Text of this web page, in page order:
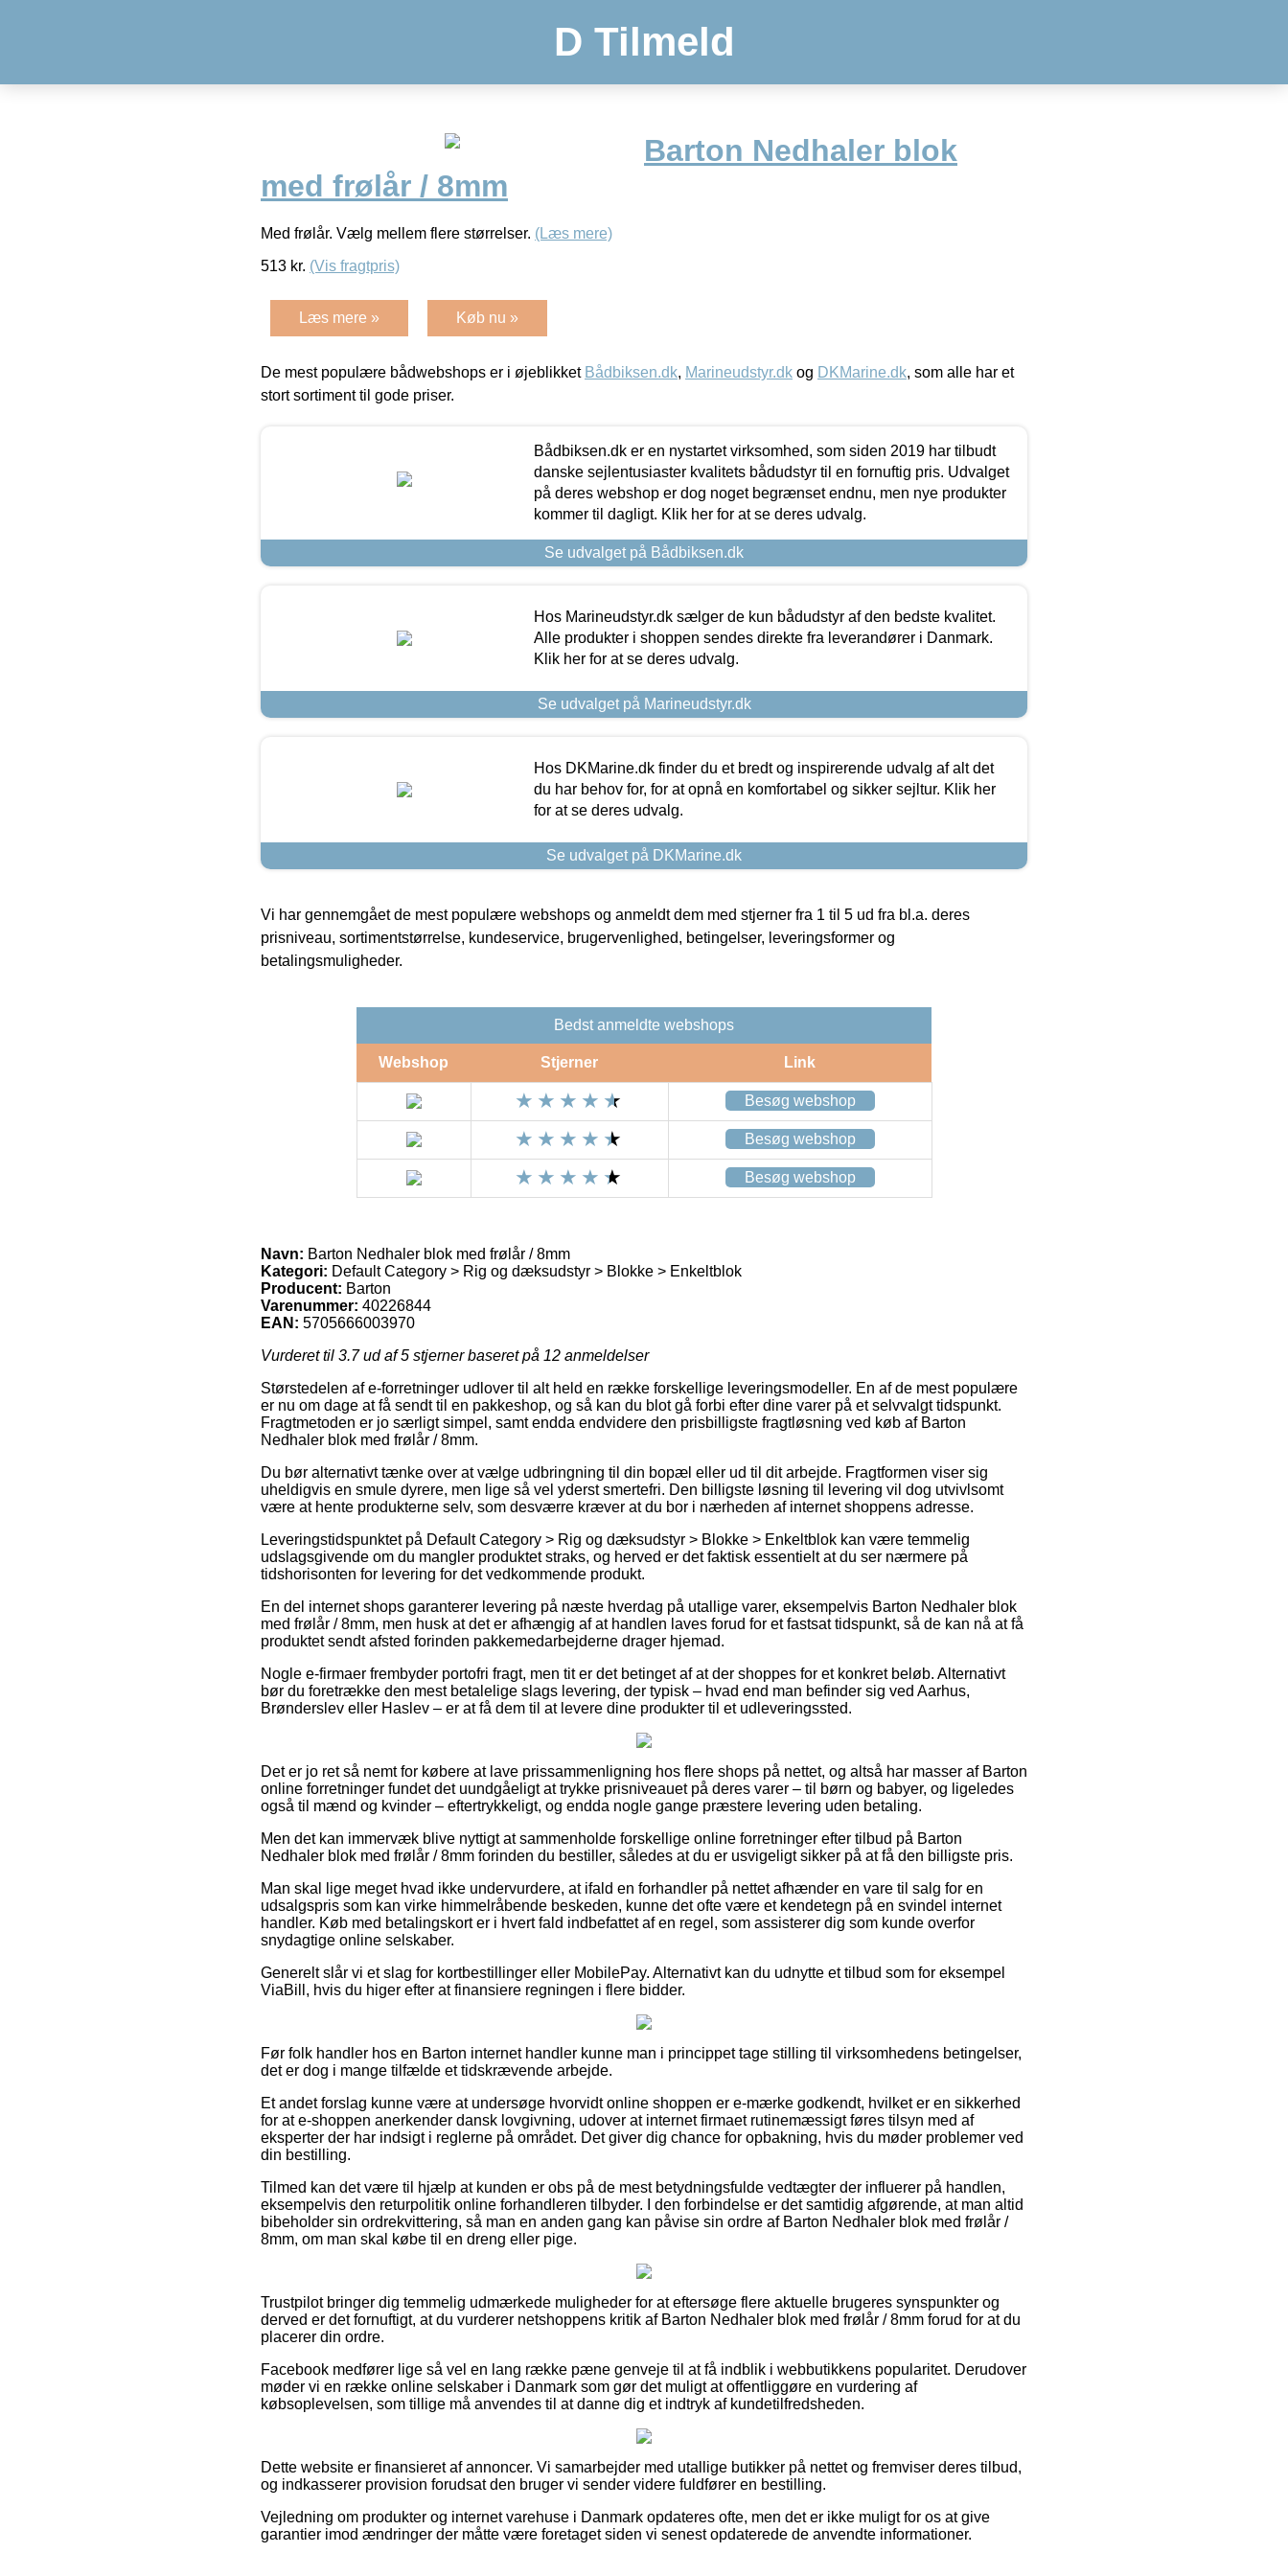
D Tilmeld
Barton Nedhaler blok
med frølår / 8mm
Med frølår. Vælg mellem flere størrelser. (Læs mere)
513 kr. (Vis fragtpris)
Læs mere » Køb nu »
De mest populære bådwebshops er i øjeblikket Bådbiksen.dk, Marineudstyr.dk og DKMarine.dk, som alle har et
stort sortiment til gode priser.
Bådbiksen.dk er en nystartet virksomhed, som siden 2019 har tilbudt
danske sejlentusiaster kvalitets bådudstyr til en fornuftig pris. Udvalget
på deres webshop er dog noget begrænset endnu, men nye produkter
kommer til dagligt. Klik her for at se deres udvalg.
Se udvalget på Bådbiksen.dk
Hos Marineudstyr.dk sælger de kun bådudstyr af den bedste kvalitet.
Alle produkter i shoppen sendes direkte fra leverandører i Danmark.
Klik her for at se deres udvalg.
Se udvalget på Marineudstyr.dk
Hos DKMarine.dk finder du et bredt og inspirerende udvalg af alt det
du har behov for, for at opnå en komfortabel og sikker sejltur. Klik her
for at se deres udvalg.
Se udvalget på DKMarine.dk
Vi har gennemgået de mest populære webshops og anmeldt dem med stjerner fra 1 til 5 ud fra bl.a. deres
prisniveau, sortimentstørrelse, kundeservice, brugervenlighed, betingelser, leveringsformer og
betalingsmuligheder.
Bedst anmeldte webshops
Webshop Stjerner Link
Besøg webshop
Besøg webshop
Besøg webshop
Navn: Barton Nedhaler blok med frølår / 8mm
Kategori: Default Category > Rig og dæksudstyr > Blokke > Enkeltblok
Producent: Barton
Varenummer: 40226844
EAN: 5705666003970
Vurderet til 3.7ud af 5 stjerner baseret på 12 anmeldelser
Størstedelen af e-forretninger udlover til alt held en række forskellige leveringsmodeller. En af de mest populære
er nu om dage at få sendt til en pakkeshop, og så kan du blot gå forbi efter dine varer på et selvvalgt tidspunkt.
Fragtmetoden er jo særligt simpel, samt endda endvidere den prisbilligste fragtløsning ved køb af Barton
Nedhaler blok med frølår / 8mm.
Du bør alternativt tænke over at vælge udbringning til din bopæl eller ud til dit arbejde. Fragtformen viser sig
uheldigvis en smule dyrere, men lige så vel yderst smertefri. Den billigste løsning til levering vil dog utvivlsomt
være at hente produkterne selv, som desværre kræver at du bor i nærheden af internet shoppens adresse.
Leveringstidspunktet på Default Category > Rig og dæksudstyr > Blokke > Enkeltblok kan være temmelig
udslagsgivende om du mangler produktet straks, og herved er det faktisk essentielt at du ser nærmere på
tidshorisonten for levering for det vedkommende produkt.
En del internet shops garanterer levering på næste hverdag på utallige varer, eksempelvis Barton Nedhaler blok
med frølår / 8mm, men husk at det er afhængig af at handlen laves forud for et fastsat tidspunkt, så de kan nå at få
produktet sendt afsted forinden pakkemedarbejderne drager hjemad.
Nogle e-firmaer frembyder portofri fragt, men tit er det betinget af at der shoppes for et konkret beløb. Alternativt
bør du foretrække den mest betalelige slags levering, der typisk – hvad end man befinder sig ved Aarhus,
Brønderslev eller Haslev – er at få dem til at levere dine produkter til et udleveringssted.
Det er jo ret så nemt for købere at lave prissammenligning hos flere shops på nettet, og altså har masser af Barton
online forretninger fundet det uundgåeligt at trykke prisniveauet på deres varer – til børn og babyer, og ligeledes
også til mænd og kvinder – eftertrykkeligt, og endda nogle gange præstere levering uden betaling.
Men det kan immervæk blive nyttigt at sammenholde forskellige online forretninger efter tilbud på Barton
Nedhaler blok med frølår / 8mm forinden du bestiller, således at du er usvigeligt sikker på at få den billigste pris.
Man skal lige meget hvad ikke undervurdere, at ifald en forhandler på nettet afhænder en vare til salg for en
udsalgspris som kan virke himmelråbende beskeden, kunne det ofte være et kendetegn på en svindel internet
handler. Køb med betalingskort er i hvert fald indbefattet af en regel, som assisterer dig som kunde overfor
snydagtige online selskaber.
Generelt slår vi et slag for kortbestillinger eller MobilePay. Alternativt kan du udnytte et tilbud som for eksempel
ViaBill, hvis du higer efter at finansiere regningen i flere bidder.
Før folk handler hos en Barton internet handler kunne man i princippet tage stilling til virksomhedens betingelser,
det er dog i mange tilfælde et tidskrævende arbejde.
Et andet forslag kunne være at undersøge hvorvidt online shoppen er e-mærke godkendt, hvilket er en sikkerhed
for at e-shoppen anerkender dansk lovgivning, udover at internet firmaet rutinemæssigt føres tilsyn med af
eksperter der har indsigt i reglerne på området. Det giver dig chance for opbakning, hvis du møder problemer ved
din bestilling.
Tilmed kan det være til hjælp at kunden er obs på de mest betydningsfulde vedtægter der influerer på handlen,
eksempelvis den returpolitik online forhandleren tilbyder. I den forbindelse er det samtidig afgørende, at man altid
bibeholder sin ordrekvittering, så man en anden gang kan påvise sin ordre af Barton Nedhaler blok med frølår /
8mm, om man skal købe til en dreng eller pige.
Trustpilot bringer dig temmelig udmærkede muligheder for at eftersøge flere aktuelle brugeres synspunkter og
derved er det fornuftigt, at du vurderer netshoppens kritik af Barton Nedhaler blok med frølår / 8mm forud for at du
placerer din ordre.
Facebook medfører lige så vel en lang række pæne genveje til at få indblik i webbutikkens popularitet. Derudover
møder vi en række online selskaber i Danmark som gør det muligt at offentliggøre en vurdering af
købsoplevelsen, som tillige må anvendes til at danne dig et indtryk af kundetilfredsheden.
Dette website er finansieret af annoncer. Vi samarbejder med utallige butikker på nettet og fremviser deres tilbud,
og indkasserer provision forudsat den bruger vi sender videre fuldfører en bestilling.
Vejledning om produkter og internet varehuse i Danmark opdateres ofte, men det er ikke muligt for os at give
garantier imod ændringer der måtte være foretaget siden vi senest opdaterede de anvendte informationer.